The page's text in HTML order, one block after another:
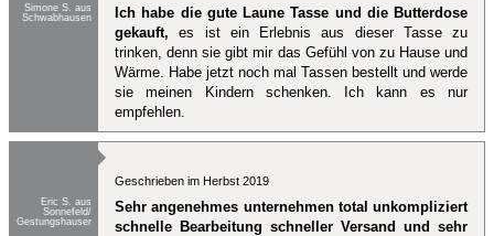
Simone S. aus
Schwabhausen
Ich habe die gute Laune Tasse und die Butterdose
gekauft, es ist ein Erlebnis aus dieser Tasse zu
trinken, denn sie gibt mir das Gefühl von zu Hause und
Wärme. Habe jetzt noch mal Tassen bestellt und werde
sie meinen Kindern schenken. Ich kann es nur
empfehlen.
Eric S. aus
Sonnefeld/
Gestungshausen
Geschrieben im Herbst 2019
Sehr angenehmes unternehmen total unkompliziert
schnelle Bearbeitung schneller Versand und sehr